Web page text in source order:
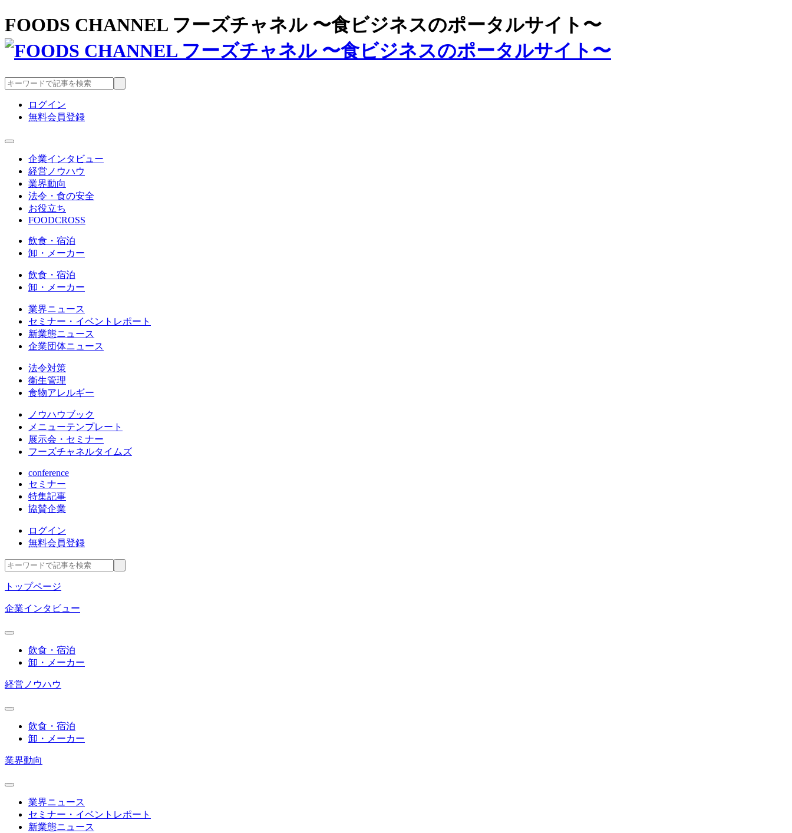
FOODS CHANNEL フーズチャネル 〜食ビジネスのポータルサイト〜
ログイン
無料会員登録
企業インタビュー
経営ノウハウ
業界動向
法令・食の安全
お役立ち
FOODCROSS
飲食・宿泊
卸・メーカー
飲食・宿泊
卸・メーカー
業界ニュース
セミナー・イベントレポート
新業態ニュース
企業団体ニュース
法令対策
衛生管理
食物アレルギー
ノウハウブック
メニューテンプレート
展示会・セミナー
フーズチャネルタイムズ
conference
セミナー
特集記事
協賛企業
ログイン
無料会員登録
トップページ
企業インタビュー
飲食・宿泊
卸・メーカー
経営ノウハウ
飲食・宿泊
卸・メーカー
業界動向
業界ニュース
セミナー・イベントレポート
新業態ニュース